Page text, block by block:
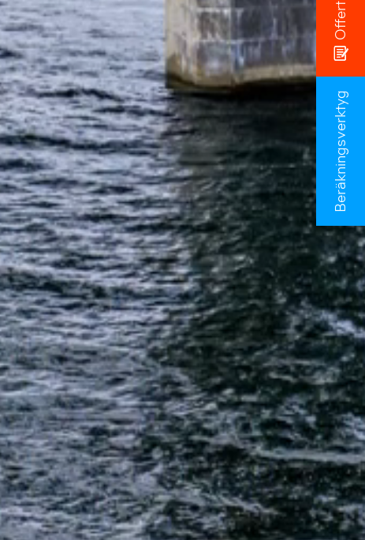
Offert
Beräkningsverktyg